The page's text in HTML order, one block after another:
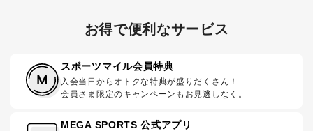
お得で便利なサービス
スポーツマイル会員特典
入会当日からオトクな特典が盛りだくさん！
会員さま限定のキャンペーンもお見逃しなく。
MEGA SPORTS 公式アプリ